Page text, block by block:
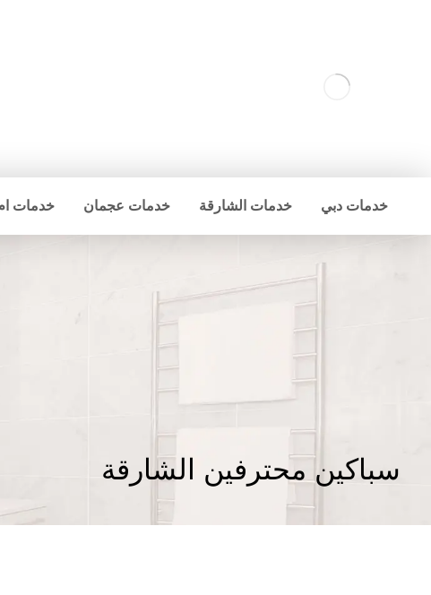
خدمات دبي خدمات الشارقة خدمات عجمان خدمات ام
سباكين محترفين الشارقة